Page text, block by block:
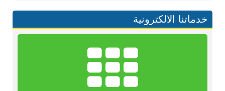
خدماتنا الالكترونية